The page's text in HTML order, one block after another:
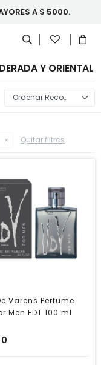
A $ 5000.
Y ORIENTAL
Recomendados
Quitar filtros
Varens Perfume
Men EDT 100 ml